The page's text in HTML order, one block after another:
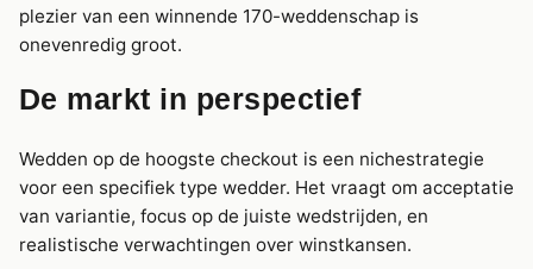
plezier van een winnende 170-weddenschap is
onevenredig groot.
De markt in perspectief
Wedden op de hoogste checkout is een nichestrategie
voor een specifiek type wedder. Het vraagt om acceptatie
van variantie, focus op de juiste wedstrijden, en
realistische verwachtingen over winstkansen.